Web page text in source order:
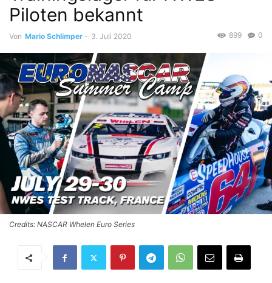
Piloten bekannt
Von Mario Schlimper - 3. Juli 2020 0
899
Credits: NASCAR Whelen Euro Series